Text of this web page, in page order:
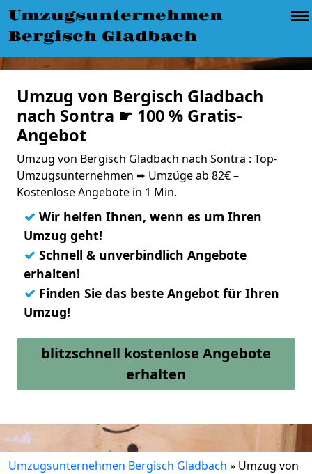
Umzugsunternehmen
Bergisch Gladbach
Umzug von Bergisch Gladbach
nach Sontra ☛ 100 % Gratis-
Angebot
Umzug von Bergisch Gladbach nach Sontra : Top-
Umzugsunternehmen ➨ Umzüge ab 82€ –
Kostenlose Angebote in 1 Min.
✓ Wir helfen Ihnen, wenn es um Ihren
Umzug geht!
✓ Schnell & unverbindlich Angebote
erhalten!
✓ Finden Sie das beste Angebot für Ihren
Umzug!
blitzschnell kostenlose Angebote
erhalten
Umzugsunternehmen Bergisch Gladbach » Umzug von